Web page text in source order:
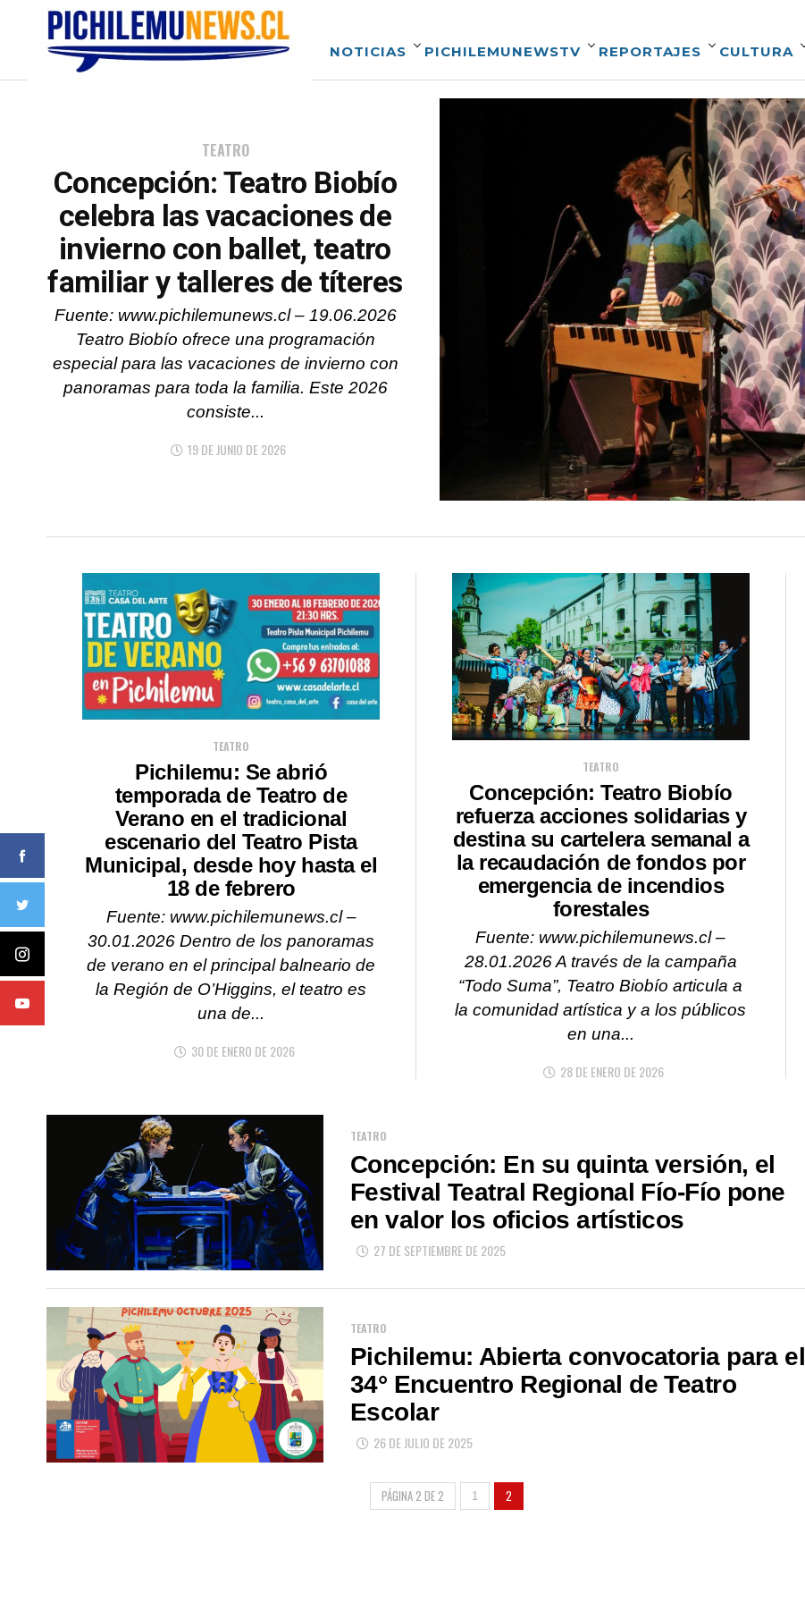
NOTICIAS PICHILEMUNEWSTV REPORTAJES CULTURA
TEATRO
Concepción: Teatro Biobío
celebra las vacaciones de
invierno con ballet, teatro
familiar y talleres de títeres
Fuente: www.pichilemunews.cl – 19.06.2026
Teatro Biobío ofrece una programación
especial para las vacaciones de invierno con
panoramas para toda la familia. Este 2026
consiste...
19 DE JUNIO DE 2026
TEATRO
Pichilemu: Se abrió
temporada de Teatro de
Verano en el tradicional
escenario del Teatro Pista
Municipal, desde hoy hasta el
18 de febrero
Fuente: www.pichilemunews.cl –
30.01.2026 Dentro de los panoramas
de verano en el principal balneario de
la Región de O’Higgins, el teatro es
una de...
30 DE ENERO DE 2026
TEATRO
Concepción: Teatro Biobío
refuerza acciones solidarias y
destina su cartelera semanal a
la recaudación de fondos por
emergencia de incendios
forestales
Fuente: www.pichilemunews.cl –
28.01.2026 A través de la campaña
“Todo Suma”, Teatro Biobío articula a
la comunidad artística y a los públicos
en una...
28 DE ENERO DE 2026
TEATRO
Concepción: En su quinta versión, el
Festival Teatral Regional Fío-Fío pone
en valor los oficios artísticos
27 DE SEPTIEMBRE DE 2025
TEATRO
Pichilemu: Abierta convocatoria para el
34° Encuentro Regional de Teatro
Escolar
26 DE JULIO DE 2025
PÁGINA 2 DE 2 1 2